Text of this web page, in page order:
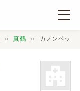
真鶴 カノンペット